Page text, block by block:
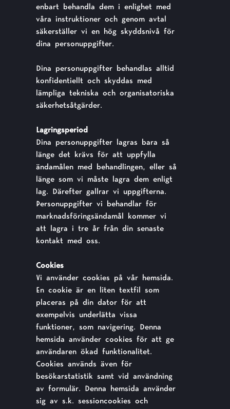
enbart behandla dem i enlighet med
våra instruktioner och genom avtal
säkerställer vi en hög skyddsnivå för
dina personuppgifter.
Dina personuppgifter behandlas alltid
konfidentiellt och skyddas med
lämpliga tekniska och organisatoriska
säkerhetsåtgärder.
Lagringsperiod
Dina personuppgifter lagras bara så
länge det krävs för att uppfylla
ändamålen med behandlingen, eller så
länge som vi måste lagra dem enligt
lag. Därefter gallrar vi uppgifterna.
Personuppgifter vi behandlar för
marknadsföringsändamål kommer vi
att lagra i tre år från din senaste
kontakt med oss.
Cookies
Vi använder cookies på vår hemsida.
En cookie är en liten textfil som
placeras på din dator för att
exempelvis underlätta vissa
funktioner, som navigering. Denna
hemsida använder cookies för att ge
användaren ökad funktionalitet.
Cookies används även för
besökarstatistik samt vid användning
av formulär. Denna hemsida använder
sig av s.k. sessioncookies och